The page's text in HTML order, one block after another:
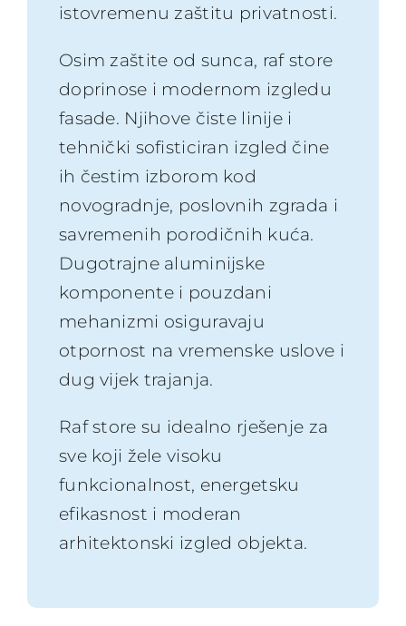
istovremenu zaštitu privatnosti.
Osim zaštite od sunca, raf store
doprinose i modernom izgledu
fasade. Njihove čiste linije i
tehnički sofisticiran izgled čine
ih čestim izborom kod
novogradnje, poslovnih zgrada i
savremenih porodičnih kuća.
Dugotrajne aluminijske
komponente i pouzdani
mehanizmi osiguravaju
otpornost na vremenske uslove i
dug vijek trajanja.
Raf store su idealno rješenje za
sve koji žele visoku
funkcionalnost, energetsku
efikasnost i moderan
arhitektonski izgled objekta.